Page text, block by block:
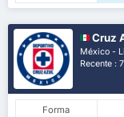
Cruz
México -
Recente :
Forma